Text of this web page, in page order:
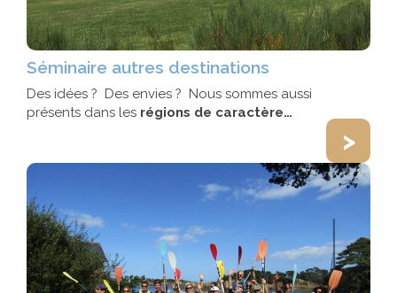
Séminaire autres destinations
Des idées ? Des envies ? Nous sommes aussi
présents dans les régions de caractère…
>